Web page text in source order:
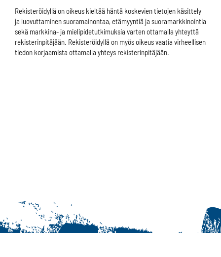
Rekisteröidyllä on oikeus kieltää häntä koskevien tietojen käsittely
ja luovuttaminen suoramainontaa, etämyyntiä ja suoramarkkinointia
sekä markkina- ja mielipidetutkimuksia varten ottamalla yhteyttä
rekisterinpitäjään. Rekisteröidyllä on myös oikeus vaatia virheellisen
tiedon korjaamista ottamalla yhteys rekisterinpitäjään.